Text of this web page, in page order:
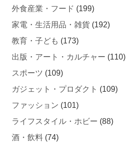
外食産業・フード (199)
家電・生活用品・雑貨 (192)
教育・子ども (173)
出版・アート・カルチャー (110)
スポーツ (109)
ガジェット・プロダクト (109)
ファッション (101)
ライフスタイル・ホビー (88)
酒・飲料 (74)